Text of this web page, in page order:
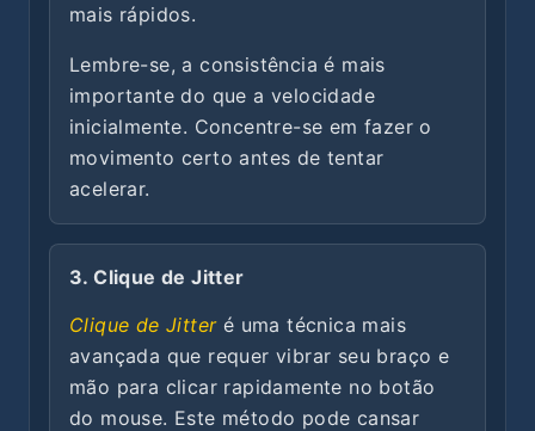
mais rápidos.
Lembre-se, a consistência é mais
importante do que a velocidade
inicialmente. Concentre-se em fazer o
movimento certo antes de tentar
acelerar.
3. Clique de Jitter
Clique de Jitter é uma técnica mais
avançada que requer vibrar seu braço e
mão para clicar rapidamente no botão
do mouse. Este método pode cansar